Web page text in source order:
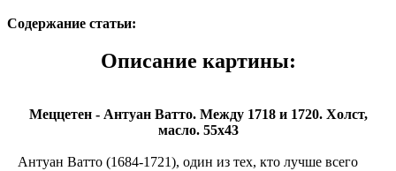
Содержание статьи:
Описание картины:
Меццетен - Антуан Ватто. Между 1718 и 1720. Холст,
масло. 55x43
Антуан Ватто (1684-1721), один из тех, кто лучше всего